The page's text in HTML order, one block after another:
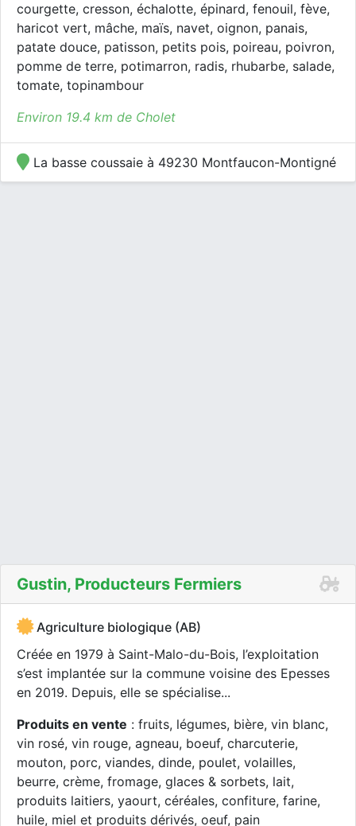
courgette, cresson, échalotte, épinard, fenouil, fève,
haricot vert, mâche, maïs, navet, oignon, panais,
patate douce, patisson, petits pois, poireau, poivron,
pomme de terre, potimarron, radis, rhubarbe, salade,
tomate, topinambour
Environ 19.4 km de Cholet
La basse coussaie à 49230 Montfaucon-Montigné
Gustin, Producteurs Fermiers
Agriculture biologique (AB)
Créée en 1979 à Saint-Malo-du-Bois, l’exploitation
s’est implantée sur la commune voisine des Epesses
en 2019. Depuis, elle se spécialise...
Produits en vente : fruits, légumes, bière, vin blanc,
vin rosé, vin rouge, agneau, boeuf, charcuterie,
mouton, porc, viandes, dinde, poulet, volailles,
beurre, crème, fromage, glaces & sorbets, lait,
produits laitiers, yaourt, céréales, confiture, farine,
huile, miel et produits dérivés, oeuf, pain